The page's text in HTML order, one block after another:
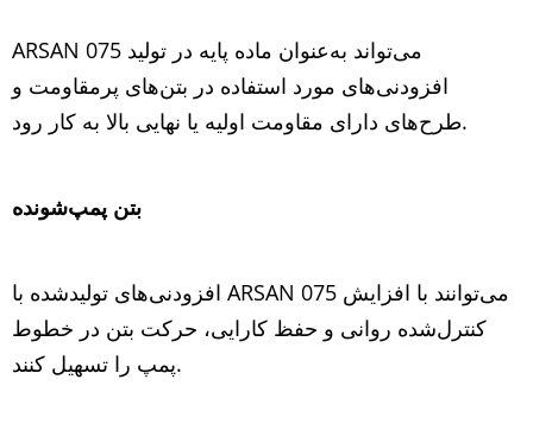
ARSAN 075 می‌تواند به‌عنوان ماده پایه در تولید
افزودنی‌های مورد استفاده در بتن‌های پرمقاومت و
طرح‌های دارای مقاومت اولیه یا نهایی بالا به کار رود.
بتن پمپ‌شونده
افزودنی‌های تولیدشده با ARSAN 075 می‌توانند با افزایش
کنترل‌شده روانی و حفظ کارایی، حرکت بتن در خطوط
پمپ را تسهیل کنند.